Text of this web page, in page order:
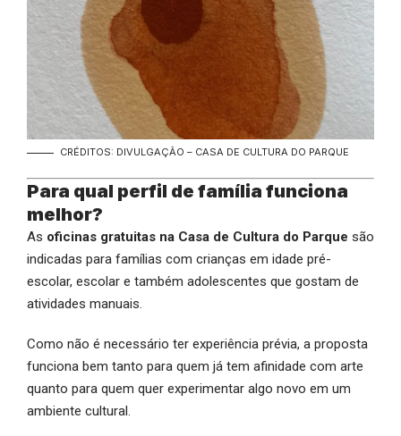
CRÉDITOS: DIVULGAÇÃO – CASA DE CULTURA DO PARQUE
Para qual perfil de família funciona
melhor?
As oficinas gratuitas na Casa de Cultura do Parque são
indicadas para famílias com crianças em idade pré-
escolar, escolar e também adolescentes que gostam de
atividades manuais.
Como não é necessário ter experiência prévia, a proposta
funciona bem tanto para quem já tem afinidade com arte
quanto para quem quer experimentar algo novo em um
ambiente cultural.